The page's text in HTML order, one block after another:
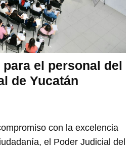
el personal del
de Yucatán
con la excelencia
el Poder Judicial del